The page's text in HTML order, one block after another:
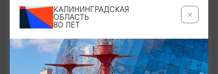
ЭКСКУРСИИ УЧРЕЖДЕНИЙ КУЛЬТУРЫ
Аудиоспектакль «Истории Куршской
косы»
КАЛИНИНГРАДСКАЯ
ОБЛАСТЬ
80 ЛЕТ